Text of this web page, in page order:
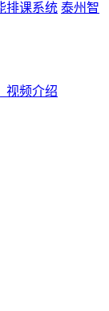
排课系统 泰州智
视频介绍